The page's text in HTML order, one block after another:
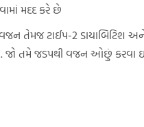
મદદ કરે છે
તેમજ ટાઈપ-2 ડાયાબિટિશ
તમે જડપથી વજન ઓછું કરવા